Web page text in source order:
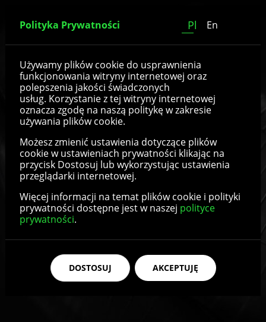
Dętki do wózków
standardowych
Polityka Prywatności Pl En
Używamy plików cookie do usprawnienia
funkcjonowania witryny internetowej oraz
polepszenia jakości świadczonych
usług. Korzystanie z tej witryny internetowej
oznacza zgodę na naszą politykę w zakresie
używania plików cookie.
Możesz zmienić ustawienia dotyczące plików
cookie w ustawieniach prywatności klikając na
przycisk Dostosuj lub wykorzystując ustawienia
przeglądarki internetowej.
Więcej informacji na temat plików cookie i polityki
prywatności dostępne jest w naszej polityce
prywatności.
DOSTOSUJ AKCEPTUJĘ